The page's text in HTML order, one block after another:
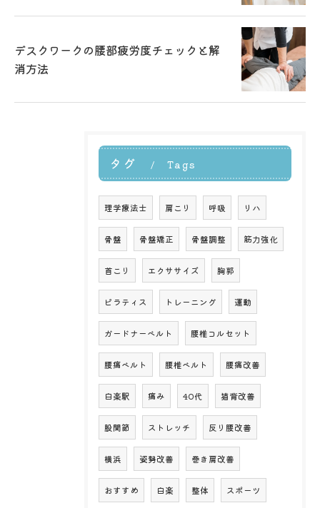
デスクワークの腰部疲労度チェックと解
消方法
タグ Tags
理学療法士 肩こり 呼吸 リハ
骨盤 骨盤矯正 骨盤調整 筋力強化
首こり エクササイズ 胸郭
ピラティス トレーニング 運動
ガードナーベルト 腰椎コルセット
腰痛ベルト 腰椎ベルト 腰痛改善
白楽駅 痛み 40代 猫背改善
股関節 ストレッチ 反り腰改善
横浜 姿勢改善 巻き肩改善
おすすめ 白楽 整体 スポーツ